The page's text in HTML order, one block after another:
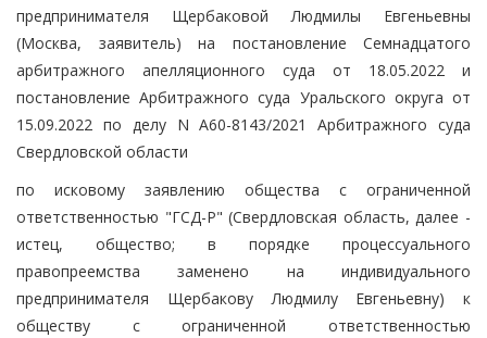
предпринимателя Щербаковой Людмилы Евгеньевны
(Москва, заявитель) на постановление Семнадцатого
арбитражного апелляционного суда от 18.05.2022 и
постановление Арбитражного суда Уральского округа от
15.09.2022 по делу N А60-8143/2021 Арбитражного суда
Свердловской области
по исковому заявлению общества с ограниченной
ответственностью "ГСД-Р" (Свердловская область, далее -
истец, общество; в порядке процессуального
правопреемства заменено на индивидуального
предпринимателя Щербакову Людмилу Евгеньевну) к
обществу с ограниченной ответственностью